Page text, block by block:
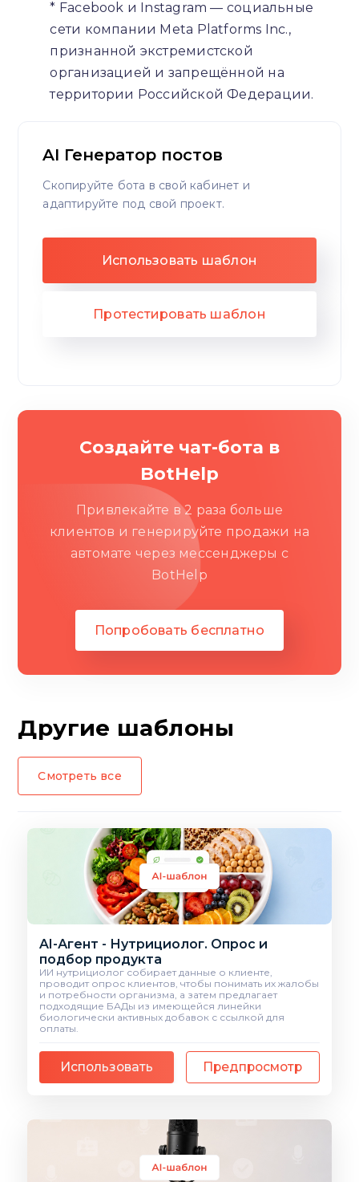
* Facebook и Instagram — социальные
сети компании Meta Platforms Inc.,
признанной экстремистской
организацией и запрещённой на
территории Российской Федерации.
AI Генератор постов
Скопируйте бота в свой кабинет и
адаптируйте под свой проект.
Использовать шаблон
Протестировать шаблон
Создайте чат-бота в
BotHelp
Привлекайте в 2 раза больше
клиентов и генерируйте продажи на
автомате через мессенджеры c
BotHelp
Попробовать бесплатно
Другие шаблоны
Смотреть все
AI-Агент - Нутрициолог. Опрос и
подбор продукта
ИИ нутрициолог собирает данные о клиенте,
проводит опрос клиентов, чтобы понимать их жалобы
и потребности организма, а затем предлагает
подходящие БАДы из имеющейся линейки
биологически активных добавок с ссылкой для
оплаты.
Использовать Предпросмотр